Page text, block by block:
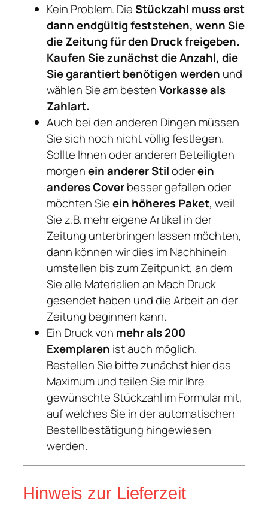
Kein Problem. DieStückzahl muss erst
dann endgültig feststehen, wenn Sie
die Zeitung für den Druck freigeben.
Kaufen Sie zunächst die Anzahl, die
Sie garantiert benötigen werden und
wählen Sie am bestenVorkasse als
Zahlart.
Auch bei den anderen Dingen müssen
Sie sich noch nicht völlig festlegen.
Sollte Ihnen oder anderen Beteiligten
morgenein anderer Stiloderein
anderes Coverbesser gefallen oder
möchten Sieein höheres Paket, weil
Sie z.B. mehr eigene Artikel in der
Zeitung unterbringen lassen möchten,
dann können wir dies im Nachhinein
umstellen bis zum Zeitpunkt, an dem
Sie alle Materialien an Mach Druck
gesendet haben und die Arbeit an der
Zeitung beginnen kann.
Ein Druck von mehr als 200
Exemplaren ist auch möglich.
Bestellen Sie bitte zunächst hier das
Maximum und teilen Sie mir Ihre
gewünschte Stückzahl im Formular mit,
auf welches Sie in der automatischen
Bestellbestätigung hingewiesen
werden.
Hinweis zur Lieferzeit